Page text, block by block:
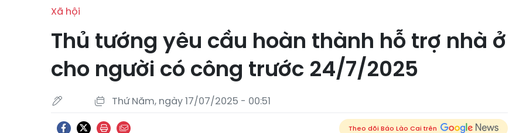
Xã hội
Thủ tướng yêu cầu hoàn thành hỗ trợ nhà ở
cho người có công trước 24/7/2025
Thứ Năm, ngày 17/07/2025 - 00:51
Theo dõi Báo Lào Cai trên